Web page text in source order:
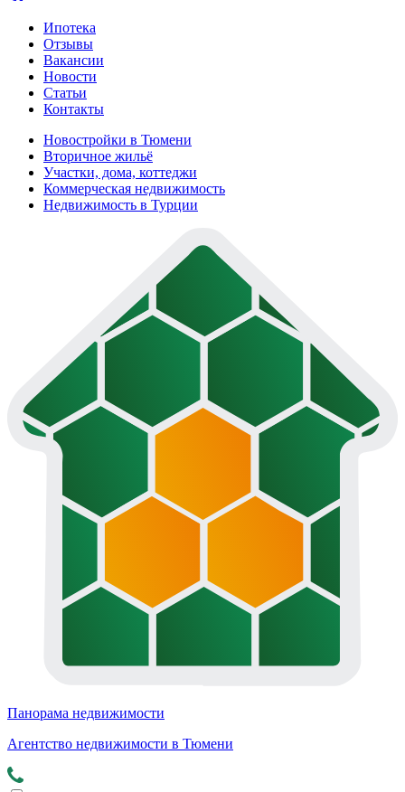
Ипотека
Отзывы
Вакансии
Новости
Статьи
Контакты
Новостройки в Тюмени
Вторичное жильё
Участки, дома, коттеджи
Коммерческая недвижимость
Недвижимость в Турции
Панорама недвижимости
Агентство недвижимости в Тюмени